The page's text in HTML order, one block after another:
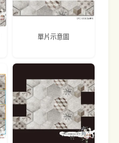
單片示意圖